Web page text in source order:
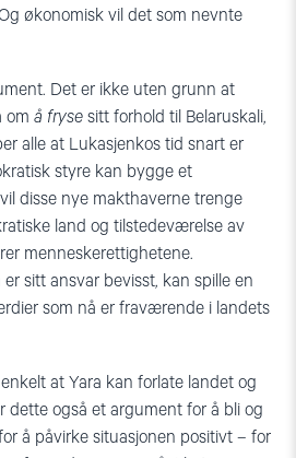
økonomisk vil det som nevnte
Det er ikke uten grunn at
om å fryse sitt forhold til Belaruskali,
alle at Lukasjenkos tid snart er
styre kan bygge et
disse nye makthaverne trenge
land og tilstedeværelse av
menneskerettighetene.
sitt ansvar bevisst, kan spille en
som nå er fraværende i landets
at Yara kan forlate landet og
dette også et argument for å bli og
å påvirke situasjonen positivt – for